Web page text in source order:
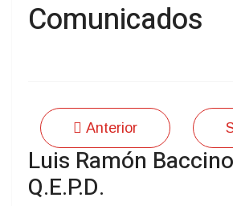
Comunicados
Anterior
Luis Ramón
Q.E.P.D.